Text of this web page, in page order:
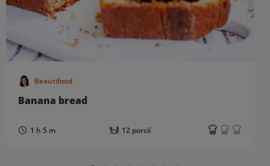
Beautifood
Banana bread
1 h 5 m 12 porcií